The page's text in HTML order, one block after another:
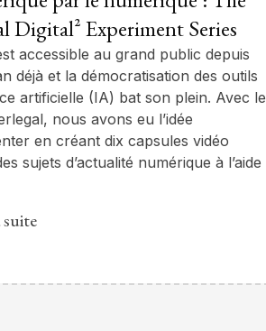
Digital² Experiment Series
accessible au grand public depuis
déjà et la démocratisation des outils
artificielle (IA) bat son plein. Avec le
nous avons eu l’idée
en créant dix capsules vidéo
sujets d’actualité numérique à l’aide